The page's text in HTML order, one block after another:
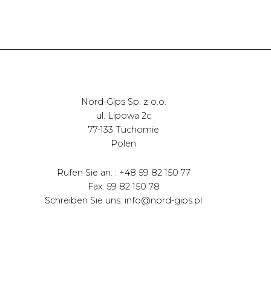
Nord-Gips Sp. z o.o.
ul. Lipowa 2c
77-133 Tuchomie
Polen
Rufen Sie an. : +48 59 82 150 77
Fax: 59 82 150 78
Schreiben Sie uns: info@nord-gips.pl